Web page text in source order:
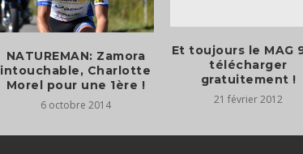
NATUREMAN: Zamora
intouchable, Charlotte
Morel pour une 1ère !
6 octobre 2014
Et toujours le MAG
télécharger
gratuitement !
21 février 2012